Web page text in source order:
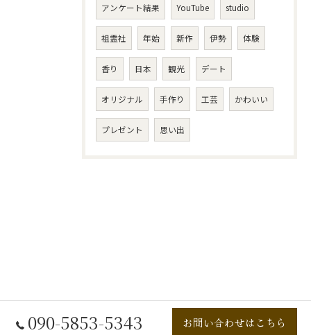
アンケート結果 YouTube studio
祖霊社 年始 新作 伊勢 体験
香り 日本 観光 デート
オリジナル 手作り 工芸 かわいい
プレゼント 思い出
090-5853-5343 お問い合わせはこちら